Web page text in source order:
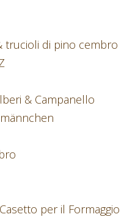
trucioli di pino cembro
& Campanello
per il Formaggio